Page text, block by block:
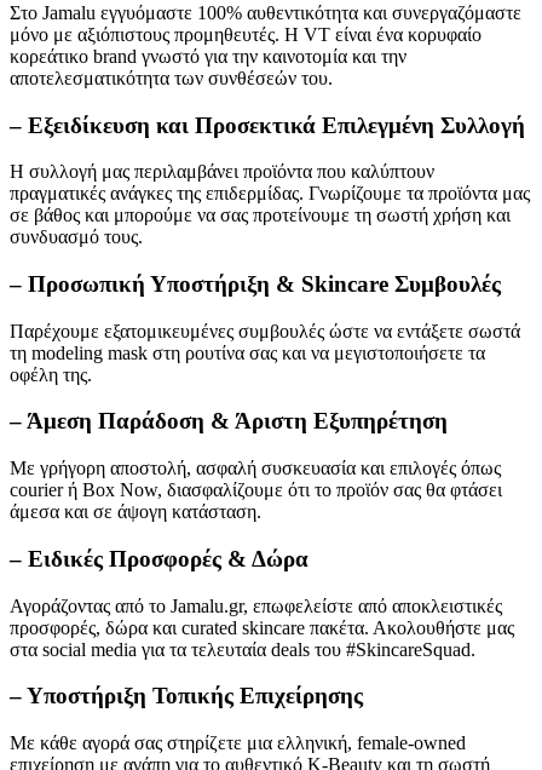
Στο Jamalu εγγυόμαστε 100% αυθεντικότητα και συνεργαζόμαστε
μόνο με αξιόπιστους προμηθευτές. Η VT είναι ένα κορυφαίο
κορεάτικο brand γνωστό για την καινοτομία και την
αποτελεσματικότητα των συνθέσεών του.
– Εξειδίκευση και Προσεκτικά Επιλεγμένη Συλλογή
Η συλλογή μας περιλαμβάνει προϊόντα που καλύπτουν
πραγματικές ανάγκες της επιδερμίδας. Γνωρίζουμε τα προϊόντα μας
σε βάθος και μπορούμε να σας προτείνουμε τη σωστή χρήση και
συνδυασμό τους.
– Προσωπική Υποστήριξη & Skincare Συμβουλές
Παρέχουμε εξατομικευμένες συμβουλές ώστε να εντάξετε σωστά
τη modeling mask στη ρουτίνα σας και να μεγιστοποιήσετε τα
οφέλη της.
– Άμεση Παράδοση & Άριστη Εξυπηρέτηση
Με γρήγορη αποστολή, ασφαλή συσκευασία και επιλογές όπως
courier ή Box Now, διασφαλίζουμε ότι το προϊόν σας θα φτάσει
άμεσα και σε άψογη κατάσταση.
– Ειδικές Προσφορές & Δώρα
Αγοράζοντας από το Jamalu.gr, επωφελείστε από αποκλειστικές
προσφορές, δώρα και curated skincare πακέτα. Ακολουθήστε μας
στα social media για τα τελευταία deals του #SkincareSquad.
– Υποστήριξη Τοπικής Επιχείρησης
Με κάθε αγορά σας στηρίζετε μια ελληνική, female-owned
επιχείρηση με αγάπη για το αυθεντικό K-Beauty και τη σωστή